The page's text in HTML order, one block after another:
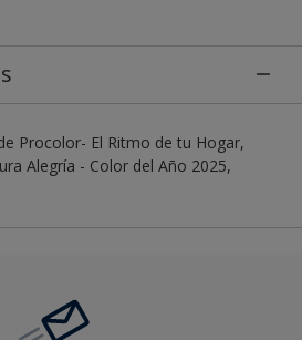
Procolor- El Ritmo de tu Hogar,
Alegría - Color del Año 2025,